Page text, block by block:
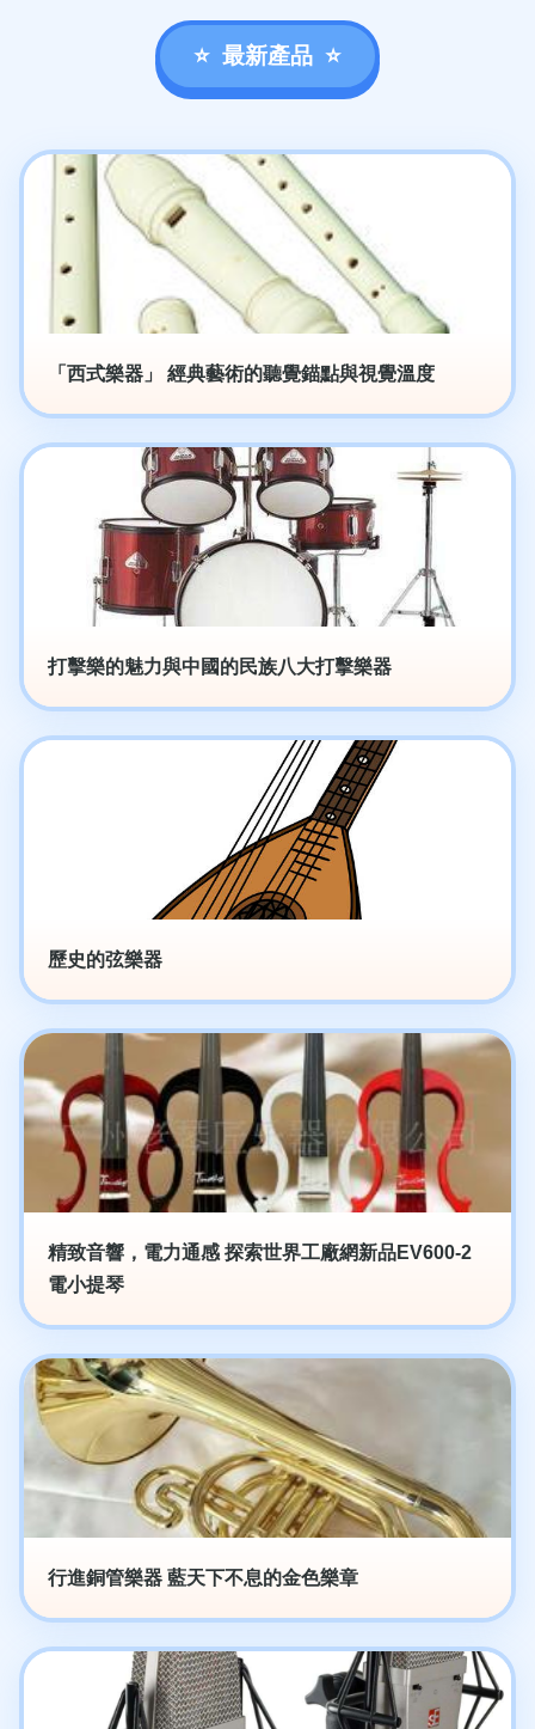
最新產品
「西式樂器」 經典藝術的聽覺錨點與視覺溫度
打擊樂的魅力與中國的民族八大打擊樂器
歷史的弦樂器
精致音響，電力通感 探索世界工廠網新品EV600-2
電小提琴
行進銅管樂器 藍天下不息的金色樂章